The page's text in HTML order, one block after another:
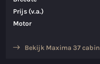
Prijs (v.a.)
Motor
Bekijk Maxima 37 cabin